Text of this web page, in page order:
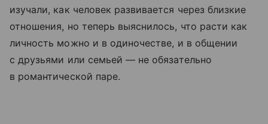
изучали, как человек развивается через близкие
отношения, но теперь выяснилось, что расти как
личность можно и в одиночестве, и в общении
с друзьями или семьей — не обязательно
в романтической паре.